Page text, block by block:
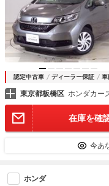
認定中古車 ディーラー保証 車
東京都板橋区 ホンダカー
在庫を確
今あ
ホンダ